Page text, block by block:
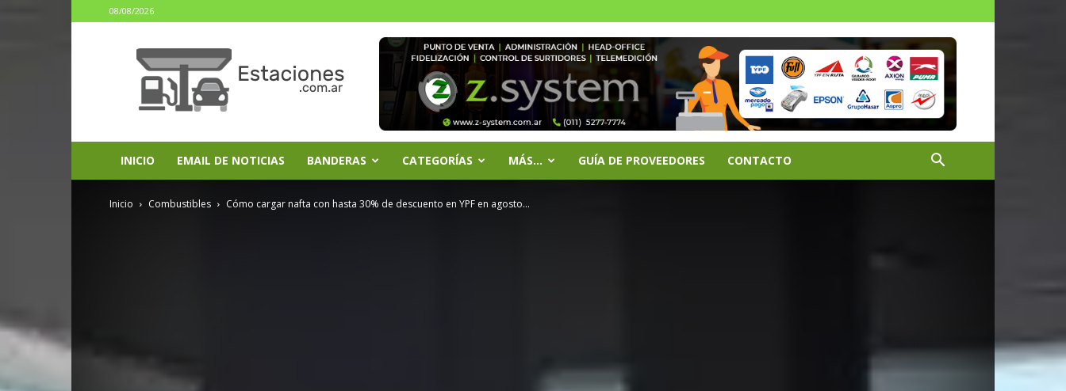
08/08/2026
INICIO EMAIL DE NOTICIAS BANDERAS CATEGORÍAS MÁS… GUÍA DE PROVEEDORES CONTACTO
Inicio Combustibles Cómo cargar nafta con hasta 30% de descuento en YPF en agosto...